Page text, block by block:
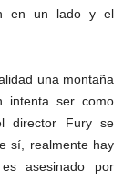
en un lado y el
una montaña
intenta ser como
director Fury se
sí, realmente hay
asesinado por